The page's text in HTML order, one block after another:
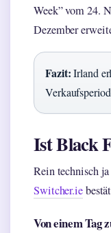
Week” vom 24.
Dezember
Fazit:Irland
Ist Black
Rein technisch
Switcher.ie
Von einem Tag